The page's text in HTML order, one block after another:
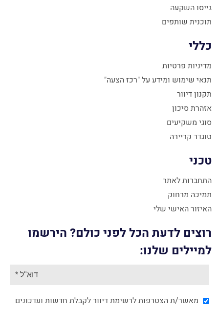
גייסו השקעה
תוכנית שותפים
כללי
מדיניות פרטיות
תנאי שימוש ומידע על "רכז הצעה"
תקנון דיוור
אזהרת סיכון
סוגי משקיעים
טוגדר קריירה
טכני
התחברות לאתר
תמיכה מרחוק
האיזור האישי שלי
רוצים לדעת הכל לפני כולם? הירשמו
למיילים שלנו:
מאשר/ת הצטרפות לרשימת דיוור לקבלת חדשות ועדכונים